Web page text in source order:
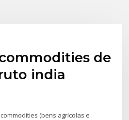
de
india
(bens agrícolas e